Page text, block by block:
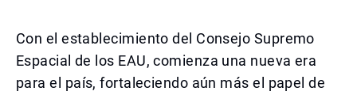
Con el establecimiento del Consejo Supremo
Espacial de los EAU, comienza una nueva era
para el país, fortaleciendo aún más el papel de